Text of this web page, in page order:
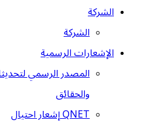
الشركة
الشركة
الإشعارات الرسمية
المصدر الرسمي
والحقائق
QNET إشعار احتيال